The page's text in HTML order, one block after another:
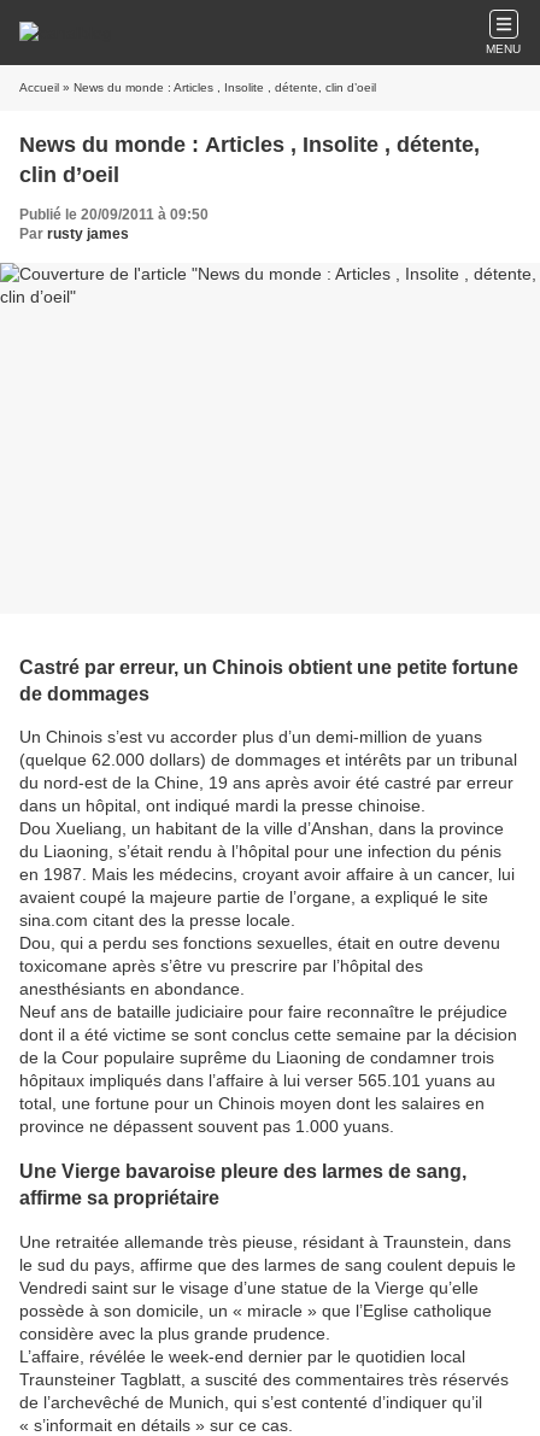
MENU
Accueil » News du monde : Articles , Insolite , détente, clin d’oeil
News du monde : Articles , Insolite , détente,
clin d’oeil
Publié le 20/09/2011 à 09:50
Par rusty james
Castré par erreur, un Chinois obtient une petite fortune
de dommages
Un Chinois s’est vu accorder plus d’un demi-million de yuans
(quelque 62.000 dollars) de dommages et intérêts par un tribunal
du nord-est de la Chine, 19 ans après avoir été castré par erreur
dans un hôpital, ont indiqué mardi la presse chinoise.
Dou Xueliang, un habitant de la ville d’Anshan, dans la province
du Liaoning, s’était rendu à l’hôpital pour une infection du pénis
en 1987. Mais les médecins, croyant avoir affaire à un cancer, lui
avaient coupé la majeure partie de l’organe, a expliqué le site
sina.com citant des la presse locale.
Dou, qui a perdu ses fonctions sexuelles, était en outre devenu
toxicomane après s’être vu prescrire par l’hôpital des
anesthésiants en abondance.
Neuf ans de bataille judiciaire pour faire reconnaître le préjudice
dont il a été victime se sont conclus cette semaine par la décision
de la Cour populaire suprême du Liaoning de condamner trois
hôpitaux impliqués dans l’affaire à lui verser 565.101 yuans au
total, une fortune pour un Chinois moyen dont les salaires en
province ne dépassent souvent pas 1.000 yuans.
Une Vierge bavaroise pleure des larmes de sang,
affirme sa propriétaire
Une retraitée allemande très pieuse, résidant à Traunstein, dans
le sud du pays, affirme que des larmes de sang coulent depuis le
Vendredi saint sur le visage d’une statue de la Vierge qu’elle
possède à son domicile, un « miracle » que l’Eglise catholique
considère avec la plus grande prudence.
L’affaire, révélée le week-end dernier par le quotidien local
Traunsteiner Tagblatt, a suscité des commentaires très réservés
de l’archevêché de Munich, qui s’est contenté d’indiquer qu’il
« s’informait en détails » sur ce cas.